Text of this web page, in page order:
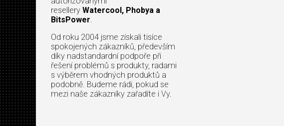
resellery Watercool, Phobya a
BitsPower.
Od roku 2004 jsme získali tisíce
spokojených zákazníků, především
díky nadstandardní podpoře při
řešení problémů s produkty, radami
s výběrem vhodných produktů a
podobně. Budeme rádi, pokud se
mezi naše zákazníky zařadíte i Vy.